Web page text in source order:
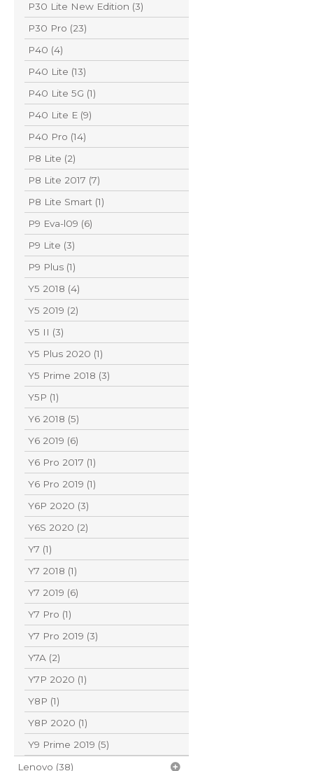
P30 Lite New Edition (3)
P30 Pro (23)
P40 (4)
P40 Lite (13)
P40 Lite 5G (1)
P40 Lite E (9)
P40 Pro (14)
P8 Lite (2)
P8 Lite 2017 (7)
P8 Lite Smart (1)
P9 Eva-l09 (6)
P9 Lite (3)
P9 Plus (1)
Y5 2018 (4)
Y5 2019 (2)
Y5 II (3)
Y5 Plus 2020 (1)
Y5 Prime 2018 (3)
Y5P (1)
Y6 2018 (5)
Y6 2019 (6)
Y6 Pro 2017 (1)
Y6 Pro 2019 (1)
Y6P 2020 (3)
Y6S 2020 (2)
Y7 (1)
Y7 2018 (1)
Y7 2019 (6)
Y7 Pro (1)
Y7 Pro 2019 (3)
Y7A (2)
Y7P 2020 (1)
Y8P (1)
Y8P 2020 (1)
Y9 Prime 2019 (5)
Lenovo (38)